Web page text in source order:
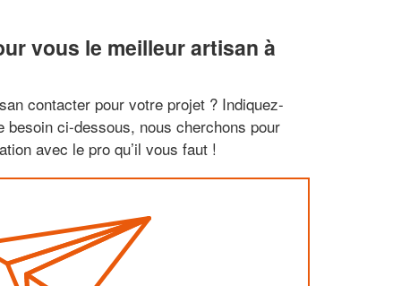
vous le meilleur artisan à
contacter pour votre projet ? Indiquez-
besoin ci-dessous, nous cherchons pour
avec le pro qu’il vous faut !